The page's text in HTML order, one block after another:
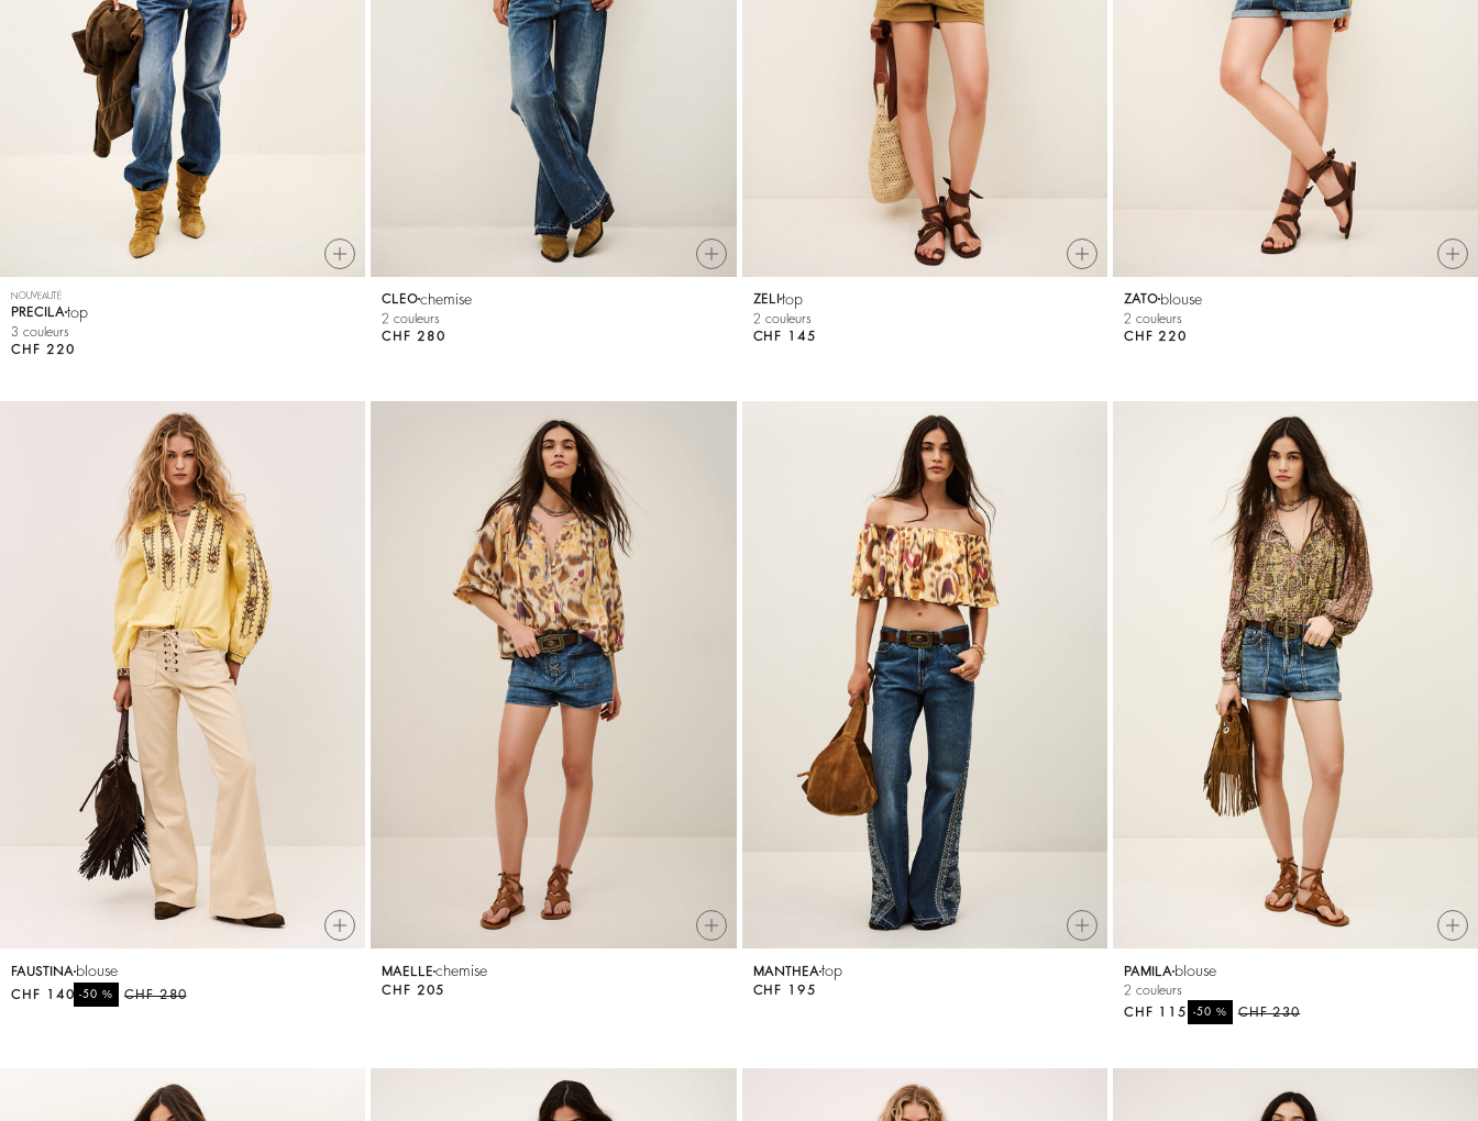
Sweatshirts
NOUVEAUTÉ
PRECILA top
3 couleurs
CHF 220
CLEOchemise
2 couleurs
CHF 280
ZELI top
2 couleurs
CHF 145
ZATOblouse
2 couleurs
CHF 220
FAUSTINA blouse
CHF 280
-50%
CHF 140
MAELLEchemise
CHF 205
MANTHEA top
CHF 195
PAMILA blouse
2 couleurs
CHF 230
-50 %
CHF 115